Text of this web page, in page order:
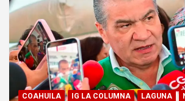
COAHUILA IG LA COLUMNA LAGUNA